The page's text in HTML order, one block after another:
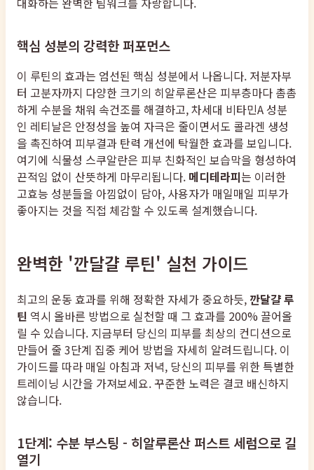
핵심 성분의 강력한 퍼포먼스
이 루틴의 효과는 엄선된 핵심 성분에서 나옵니다. 저분자부
터 고분자까지 다양한 크기의 히알루론산은 피부층마다 촘촘
하게 수분을 채워 속건조를 해결하고, 차세대 비타민A 성분
인 레티날은 안정성을 높여 자극은 줄이면서도 콜라겐 생성
을 촉진하여 피부결과 탄력 개선에 탁월한 효과를 보입니다.
여기에 식물성 스쿠알란은 피부 친화적인 보습막을 형성하여
끈적임 없이 산뜻하게 마무리됩니다. 메디테라피는 이러한
고효능 성분들을 아낌없이 담아, 사용자가 매일매일 피부가
좋아지는 것을 직접 체감할 수 있도록 설계했습니다.
완벽한 '깐달걀 루틴' 실천 가이드
최고의 운동 효과를 위해 정확한 자세가 중요하듯, 깐달걀 루
틴 역시 올바른 방법으로 실천할 때 그 효과를 200% 끌어올
릴 수 있습니다. 지금부터 당신의 피부를 최상의 컨디션으로
만들어 줄 3단계 집중 케어 방법을 자세히 알려드립니다. 이
가이드를 따라 매일 아침과 저녁, 당신의 피부를 위한 특별한
트레이닝 시간을 가져보세요. 꾸준한 노력은 결코 배신하지
않습니다.
1단계: 수분 부스팅 - 히알루론산 퍼스트 세럼으로 길
열기